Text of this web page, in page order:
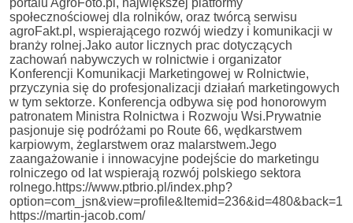
portalu AgroFoto.pl, największej platformy
społecznościowej dla rolników, oraz twórcą serwisu
agroFakt.pl, wspierającego rozwój wiedzy i komunikacji w
branży rolnej.Jako autor licznych prac dotyczących
zachowań nabywczych w rolnictwie i organizator
Konferencji Komunikacji Marketingowej w Rolnictwie,
przyczynia się do profesjonalizacji działań marketingowych
w tym sektorze. Konferencja odbywa się pod honorowym
patronatem Ministra Rolnictwa i Rozwoju Wsi.Prywatnie
pasjonuje się podróżami po Route 66, wędkarstwem
karpiowym, żeglarstwem oraz malarstwem.Jego
zaangażowanie i innowacyjne podejście do marketingu
rolniczego od lat wspierają rozwój polskiego sektora
rolnego.https://www.ptbrio.pl/index.php?
option=com_jsn&view=profile&Itemid=236&id=480&back=1
https://martin-jacob.com/